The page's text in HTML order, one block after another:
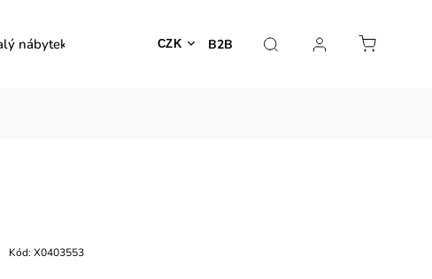
B2B
CZK
nábytek Venkovní nábytek Dekorace
Kód: X0403553